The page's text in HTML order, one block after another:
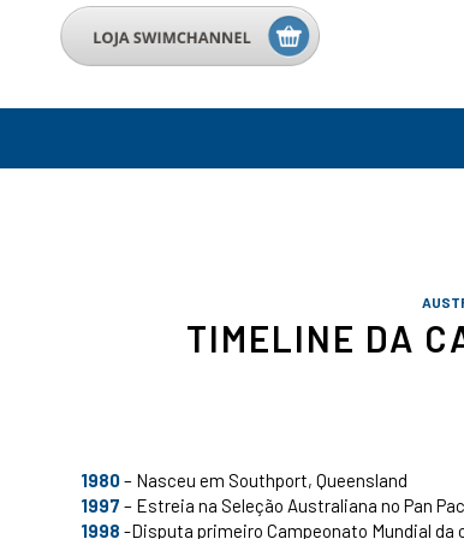
TIMELINE DA
1980– Nasceu em Southport, Queensland
1997 – Estreia na Seleção Australiana no Pan
1998 -Disputa primeiro Campeonato Mundial da